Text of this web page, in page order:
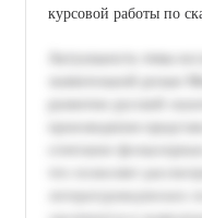
курсовой работы по